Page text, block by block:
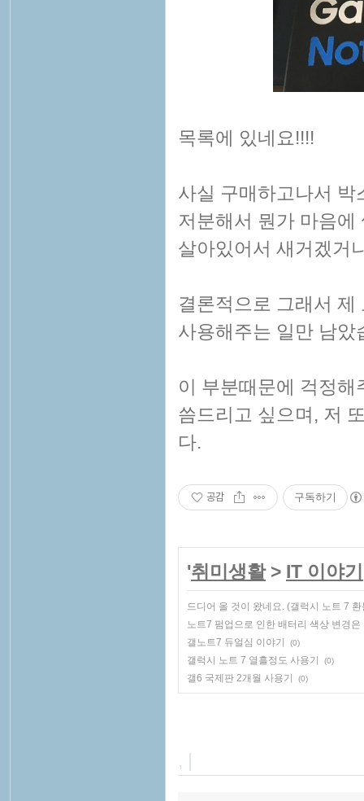
목록에 있네요!!!!
사실 구매하고나서
저분해서 뭔가 마음
살아있어서 새거겠거
결론적으로 그래서
사용해주는 일만 남았
이 부분때문에 걱정
씀드리고 싶으며, 저
다.
공감 구독하기
'취미생활> IT 이야기
드디어 올 것이 왔네요. (갤럭시 노트 7
노트7 펌업으로 인한 배터리 색상 변경
갤노트7 듀얼심 이야기
(0)
갤럭시 노트 7 열흘정도 사용기 (0)
갤6 국제판 2개월 사용기 (0)
, |